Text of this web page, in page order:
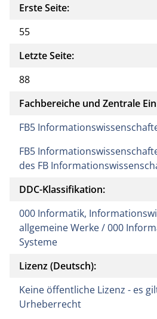
Erste Seite:
55
Letzte Seite:
88
Fachbereiche und Zentrale
FB5
FB5
des FB
DDC-Klassifikation:
000 Informatik,
allgemeine Werke / 000
Systeme
Lizenz (Deutsch):
Keine öffentliche Lizenz - es
Urheberrecht